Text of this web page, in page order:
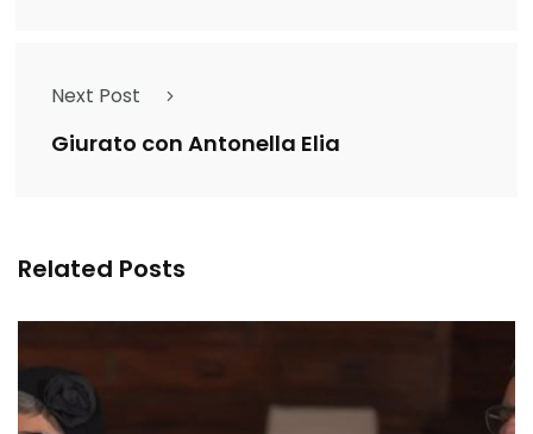
Next Post
Giurato con Antonella Elia
Related Posts